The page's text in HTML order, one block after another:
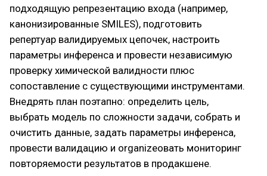
подходящую репрезентацию входа (например,
канонизированные SMILES), подготовить
репертуар валидируемых цепочек, настроить
параметры инференса и провести независимую
проверку химической валидности плюс
сопоставление с существующими инструментами.
Внедрять план поэтапно: определить цель,
выбрать модель по сложности задачи, собрать и
очистить данные, задать параметры инференса,
провести валидацию и organizeовать мониторинг
повторяемости результатов в продакшене.